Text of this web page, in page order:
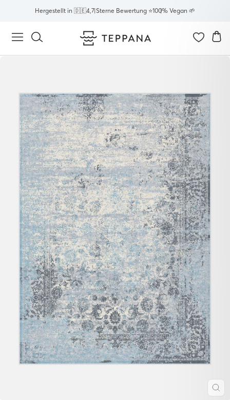
Inhalt
Hergestellt in 🇩🇪4,7 Sterne Bewertung ⭐100% Vegan 🌱
Seitennavigation